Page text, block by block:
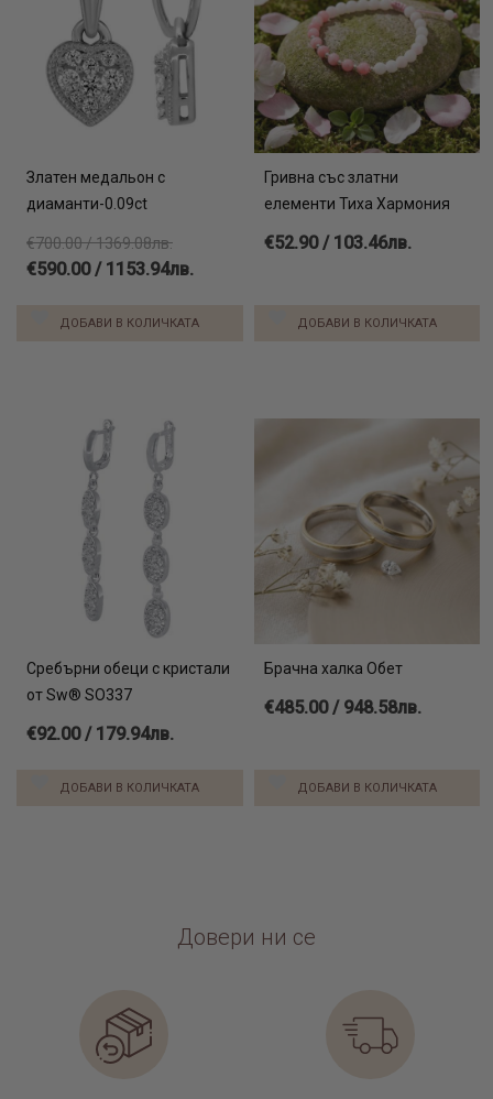
Златен медальон с
диаманти-0.09ct
€700.00 / 1369.08лв.
€590.00 / 1153.94лв.
ДОБАВИ В КОЛИЧКАТА
Гривна със златни
елементи Тиха Хармония
€52.90 / 103.46лв.
ДОБАВИ В КОЛИЧКАТА
Сребърни обеци с кристали
от Sw® SO337
€92.00 / 179.94лв.
ДОБАВИ В КОЛИЧКАТА
Брачна халка Обет
€485.00 / 948.58лв.
ДОБАВИ В КОЛИЧКАТА
Довери ни се